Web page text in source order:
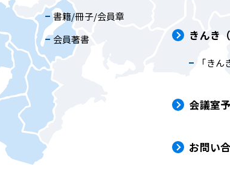
書籍/冊子/会員章
会員著書
きんき
「き
会議室
お問い